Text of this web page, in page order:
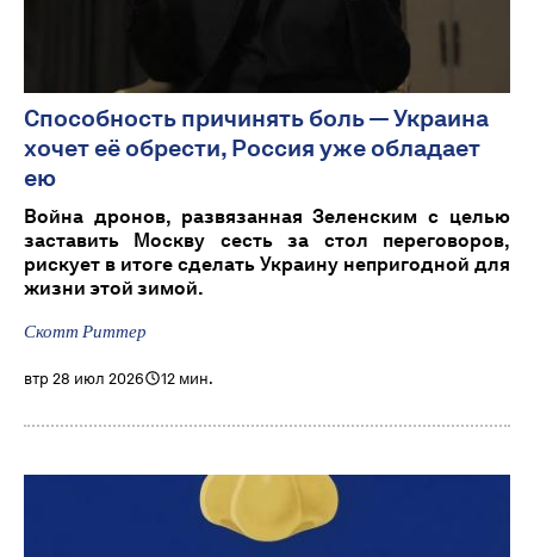
Способность причинять боль — Украина
хочет её обрести, Россия уже обладает
ею
Война дронов, развязанная Зеленским с целью
заставить Москву сесть за стол переговоров,
рискует в итоге сделать Украину непригодной для
жизни этой зимой.
Скотт Риттер
втр 28 июл 2026 12 мин.